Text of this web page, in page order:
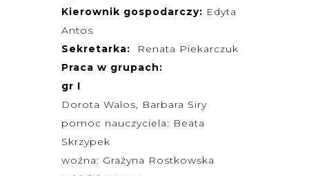
Kierownik gospodarczy: Edyta
Antos
Sekretarka: Renata Piekarczuk
Praca w grupach:
gr I
Dorota Walos, Barbara Siry
pomoc nauczyciela: Beata
Skrzypek
woźna: Grażyna Rostkowska